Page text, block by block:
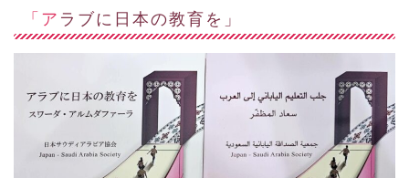
「アラブに日本の教育を」